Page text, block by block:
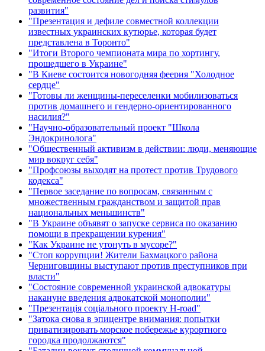
развития"
"Презентация и дефиле совместной коллекции
известных украинских кутюрье, которая будет
представлена в Торонто"
"Итоги Второго чемпионата мира по хортингу,
прошедшего в Украине"
"В Киеве состоится новогодняя феерия "Холодное
сердце"
"Готовы ли женщины-переселенки мобилизоваться
против домашнего и гендерно-ориентированного
насилия?"
"Научно-образовательный проект "Школа
Эндокринолога"
"Общественный активизм в действии: люди, меняющие
мир вокруг себя"
"Профсоюзы выходят на протест против Трудового
кодекса"
"Первое заседание по вопросам, связанным с
множественным гражданством и защитой прав
национальных меньшинств"
"В Украине объявят о запуске сервиса по оказанию
помощи в прекращении курения"
"Как Украине не утонуть в мусоре?"
"Стоп коррупции! Жители Бахмацкого района
Черниговщины выступают против преступников при
власти"
"Состояние современной украинской адвокатуры
накануне введения адвокатской монополии"
"Презентація соціального проекту H-road"
"Затока снова в эпицентре внимания: попытки
приватизировать морское побережье курортного
городка продолжаются"